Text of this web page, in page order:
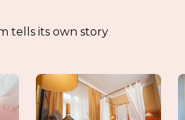
tells its own story